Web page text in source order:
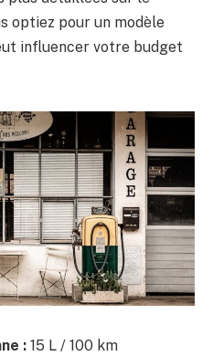
optiez pour un modèle
influencer votre budget
: 15 L / 100 km